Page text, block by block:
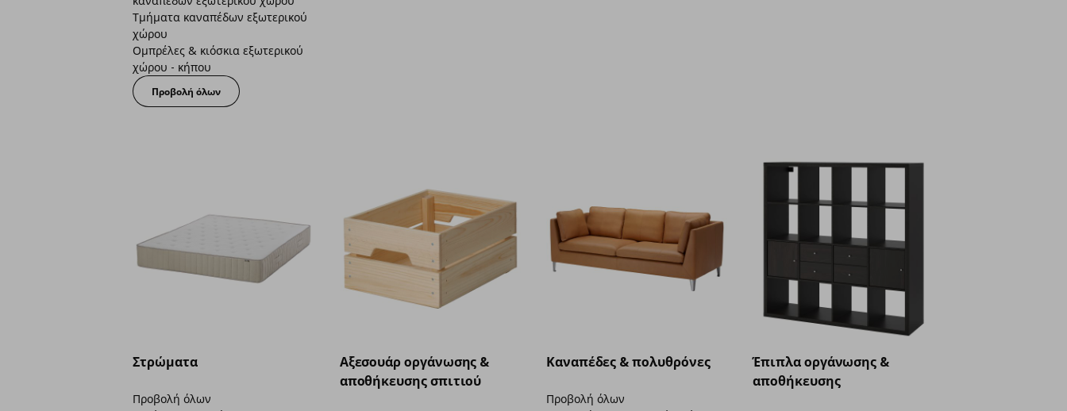
Τμήματα καναπέδων εξωτερικού
χώρου
Ομπρέλες & κιόσκια εξωτερικού
χώρου - κήπου
Προβολή όλων
Στρώματα
Προβολή όλων
Aξεσουάρ οργάνωσης &
αποθήκευσης σπιτιού
Καναπέδες & πολυθρόνες
Προβολή όλων
Έπιπλα οργάνωσης &
αποθήκευσης